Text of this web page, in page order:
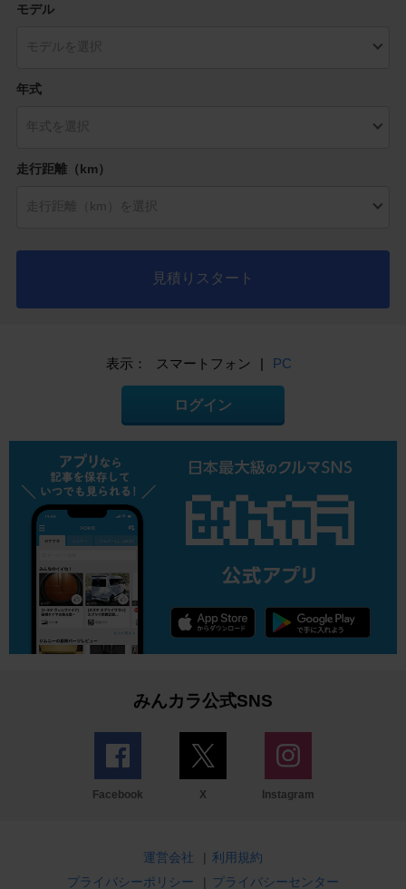
モデル
年式
走行距離（km）
見積りスタート
表示： スマートフォン | PC
ログイン
みんカラ公式SNS
Facebook X Instagram
運営会社 | 利用規約
プライバシーポリシー
| プライバシーセンター